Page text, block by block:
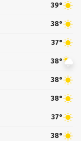
39°
38°
37°
38°
38°
38°
37°
38°